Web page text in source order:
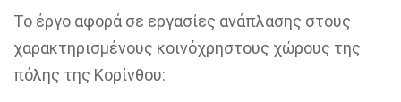
Το έργο αφορά σε εργασίες ανάπλασης στους
χαρακτηρισμένους κοινόχρηστους χώρους της
πόλης της Κορίνθου: